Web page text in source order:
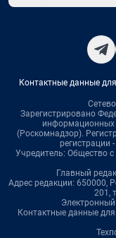
Контактные данные
Зарегистрировано
информационных
(Роскомнадзор).
регистрации
Учредитель: Общество
Главный
Адрес редакции: 650000,
201,
Контактные данные